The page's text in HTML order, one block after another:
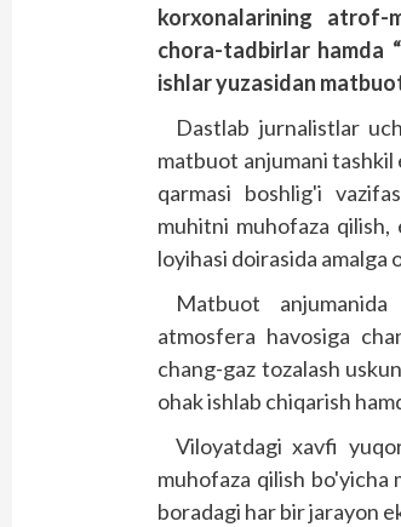
korxonalarining atrof-
chora-tadbirlar hamda
ishlar yuzasidan
Dastlab jurnalistlar
matbuot anjumani
qarmasi boshlig'i
muhitni muhofaza qilish,
loyihasi doirasida amalga
Matbuot
atmosfera havosiga
chang-gaz tozalash
ohak ishlab chiqarish
Viloyatdagi xavfi
muhofaza qilish bo'yicha
boradagi har bir jarayon